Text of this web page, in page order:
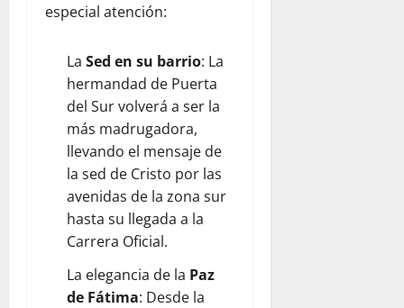
especial atención:
La Sed en su barrio: La
hermandad de Puerta
del Sur volverá a ser la
más madrugadora,
llevando el mensaje de
la sed de Cristo por las
avenidas de la zona sur
hasta su llegada a la
Carrera Oficial.
La elegancia de la Paz
de Fátima: Desde la